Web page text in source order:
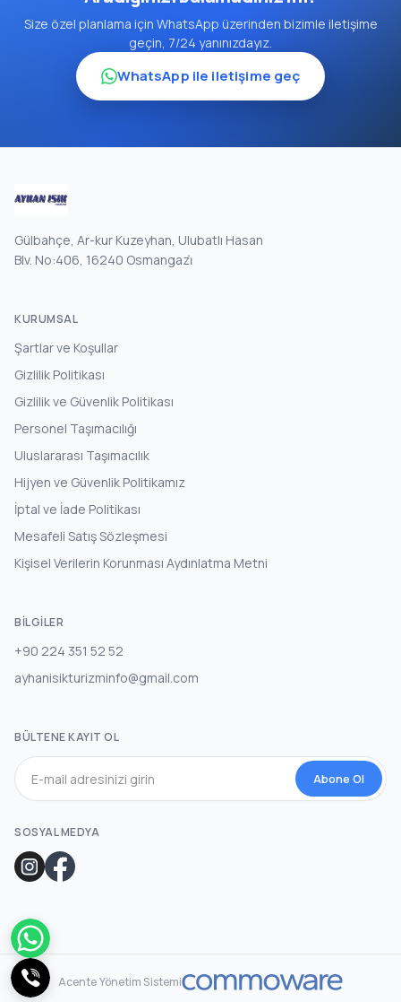
Size özel planlama için WhatsApp üzerinden bizimle iletişime
geçin, 7/24 yanınızdayız.
WhatsApp ile iletişime geç
Gülbahçe, Ar-kur Kuzeyhan, Ulubatlı Hasan
Blv. No:406, 16240 Osmangazi̇
KURUMSAL
Şartlar ve Koşullar
Gizlilik Politikası
Gizlilik ve Güvenlik Politikası
Personel Taşımacılığı
Uluslararası Taşımacılık
Hijyen ve Güvenlik Politikamız
İptal ve İade Politikası
Mesafeli Satış Sözleşmesi
Kişisel Verilerin Korunması Aydınlatma Metni
BILGILER
+90 224 351 52 52
ayhanisikturizminfo@gmail.com
BÜLTENE KAYIT OL
Abone Ol
SOSYAL MEDYA
Acente Yönetim Sistemi